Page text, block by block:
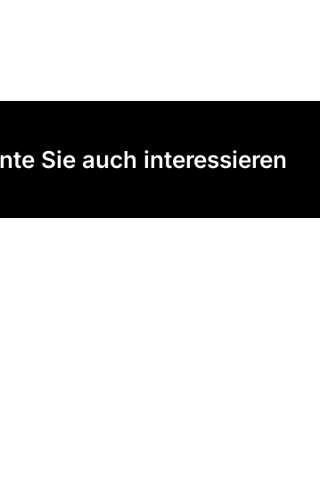
Sie auch interessieren